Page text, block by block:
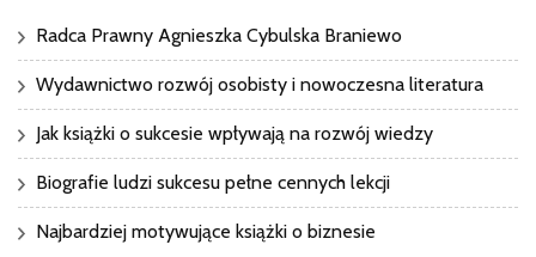
Radca Prawny Agnieszka Cybulska Braniewo
Wydawnictwo rozwój osobisty i nowoczesna literatura
Jak książki o sukcesie wpływają na rozwój wiedzy
Biografie ludzi sukcesu pełne cennych lekcji
Najbardziej motywujące książki o biznesie